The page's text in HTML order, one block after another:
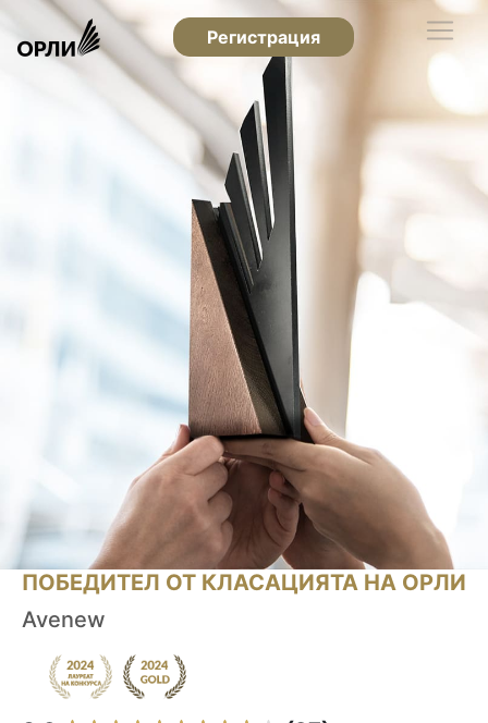
Регистрация
ПОБЕДИТЕЛ ОТ КЛАСАЦИЯТА НА ОРЛИ
Avenew